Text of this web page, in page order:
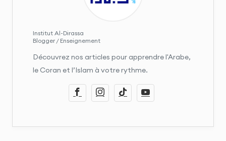
Institut Al-Dirassa
Blogger / Enseignement
Découvrez nos articles pour apprendre l'Arabe,
le Coran et l’Islam à votre rythme.